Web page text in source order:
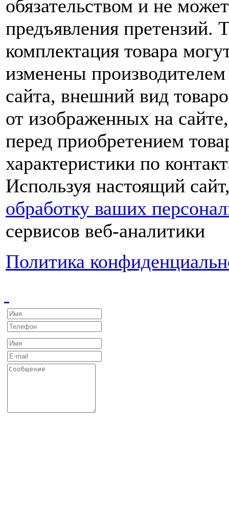
обязательством и не
предъявления претензий.
комплектация товара
изменены производителем
сайта, внешний вид
от изображенных на
перед приобретением
характеристики по
Используя настоящий
обработку ваших
сервисов веб-аналитики
Политика